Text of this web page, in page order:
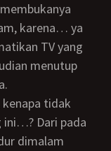
karena… ya
TV yang
menutup
ini…? Dari pada
dimalam